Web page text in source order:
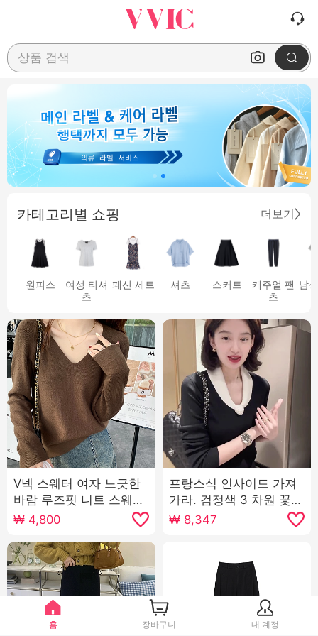
상품 검색
카테고리별 쇼핑 더보기
원피스
여성 티셔
츠
패션 세트 셔츠 스커트
캐주얼 팬
츠
남
V넥 스웨터 여자 느긋한
바람 루즈핏 니트 스웨터
2025 새로운 기본 셔츠
인사이드 가져 가라. 가을
겨울 낮음 V넥 맨위
₩ 4,800
프랑스식 인사이드 가져
가라. 검정색 3 차원 꽃 V
넥 니트 스웨터 여성 가을
겨울철 품격 스웨터 기본
₩ 8,347
홈 장바구니 내 계정